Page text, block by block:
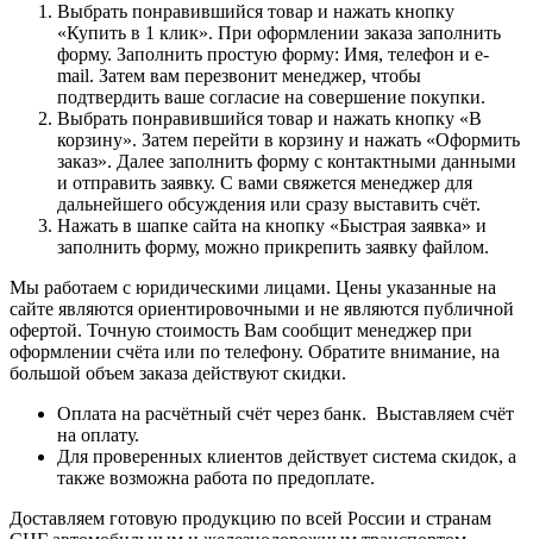
Выбрать понравившийся товар и нажать кнопку
«Купить в 1 клик». При оформлении заказа заполнить
форму. Заполнить простую форму: Имя, телефон и e-
mail. Затем вам перезвонит менеджер, чтобы
подтвердить ваше согласие на совершение покупки.
Выбрать понравившийся товар и нажать кнопку «В
корзину». Затем перейти в корзину и нажать «Оформить
заказ». Далее заполнить форму с контактными данными
и отправить заявку. С вами свяжется менеджер для
дальнейшего обсуждения или сразу выставить счёт.
Нажать в шапке сайта на кнопку «Быстрая заявка» и
заполнить форму, можно прикрепить заявку файлом.
Мы работаем с юридическими лицами. Цены указанные на
сайте являются ориентировочными и не являются публичной
офертой. Точную стоимость Вам сообщит менеджер при
оформлении счёта или по телефону. Обратите внимание, на
большой объем заказа действуют скидки.
Оплата на расчётный счёт через банк. Выставляем счёт
на оплату.
Для проверенных клиентов действует система скидок, а
также возможна работа по предоплате.
Доставляем готовую продукцию по всей России и странам